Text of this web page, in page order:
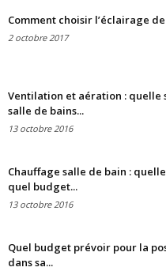
Comment choisir l’éclairage
2 octobre 2017
Ventilation et aération : quelle
salle de bains...
13 octobre 2016
Chauffage salle de bain :
quel budget...
13 octobre 2016
Quel budget prévoir pour la
dans sa...